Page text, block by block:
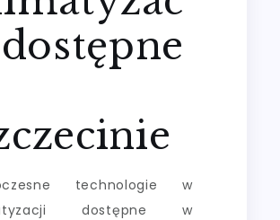
technologie w
dostępne w